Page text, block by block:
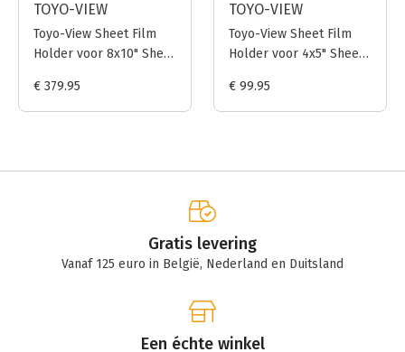
TOYO-VIEW
Toyo-View Sheet Film
Holder voor 8x10" Sheet
€ 379.95
TOYO-VIEW
Toyo-View Sheet Film
Holder voor 4x5" Sheet
€ 99.95
Gratis levering
Vanaf 125 euro in België, Nederland en Duitsland
Een échte winkel